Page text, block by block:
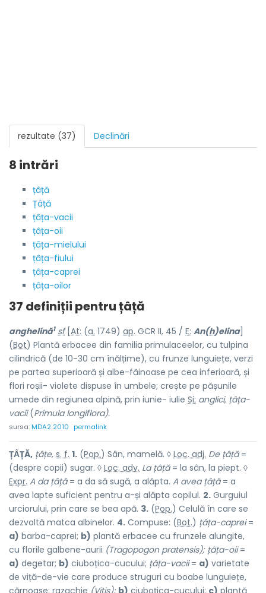
rezultate (37) Declinări
8 intrări
țâță
Țâță
țâța-vacii
țâța-oii
țâța-mielului
țâța-fiului
țâța-caprei
țâța-oilor
37 definiții pentruțâță
anghelínă1 sf[ At: (a. 1749) ap. GCR II, 45 / E: An(h)elina]
(Bot) Plantă erbacee din familia primulaceelor, cu tulpina
cilindrică (de 10-30 cm înălțime), cu frunze lunguiețe, verzi
pe partea superioară și albe-făinoase pe cea inferioară, și
flori roșii- violete dispuse în umbele; crește pe pășunile
umede din regiunea alpină, prin iunie- iulie Si: anglici, țâța-
vacii(Primula longiflora).
sursa:MDA2 2010 permalink
ȚẤȚĂ, țâțe, s. f. 1. (Pop.) Sân, mamelă. ◊ Loc. adj. De țâță=
(despre copii) sugar. ◊ Loc. adv. La țâță= la sân, la piept. ◊
Expr. A da țâță= a da să sugă, a alăpta. A avea țâță= a
avea lapte suficient pentru a-și alăpta copilul. 2. Gurguiul
urciorului, prin care se bea apă. 3. (Pop.) Celulă în care se
dezvoltă matca albinelor. 4. Compuse: (Bot.) țâța-caprei=
a) barba-caprei; b) plantă erbacee cu frunzele alungite,
cu florile galbene-aurii (Tragopogon pratensis); țâța-oii=
a) degetar; b) ciuboțica-cucului; țâța-vacii= a) varietate
de viță-de-vie care produce struguri cu boabe lunguiețe,
cărnoase; razachie (Vitis); b) ciuboțica-cucului; c) plantă